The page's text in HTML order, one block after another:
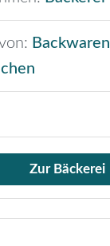
Backwaren
Zur Bäckerei